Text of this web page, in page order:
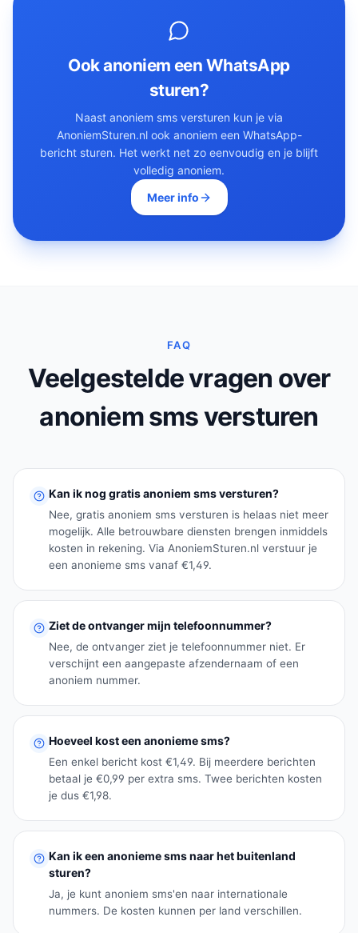
Ook anoniem een WhatsApp
sturen?
Naast anoniem sms versturen kun je via
AnoniemSturen.nl ook anoniem een WhatsApp-
bericht sturen. Het werkt net zo eenvoudig en je blijft
volledig anoniem.
Meer info
FAQ
Veelgestelde vragen over
anoniem sms versturen
Kan ik nog gratis anoniem sms versturen?
Nee, gratis anoniem sms versturen is helaas niet meer
mogelijk. Alle betrouwbare diensten brengen inmiddels
kosten in rekening. Via AnoniemSturen.nl verstuur je
een anonieme sms vanaf €1,49.
Ziet de ontvanger mijn telefoonnummer?
Nee, de ontvanger ziet je telefoonnummer niet. Er
verschijnt een aangepaste afzendernaam of een
anoniem nummer.
Hoeveel kost een anonieme sms?
Een enkel bericht kost €1,49. Bij meerdere berichten
betaal je €0,99 per extra sms. Twee berichten kosten
je dus €1,98.
Kan ik een anonieme sms naar het buitenland
sturen?
Ja, je kunt anoniem sms'en naar internationale
nummers. De kosten kunnen per land verschillen.